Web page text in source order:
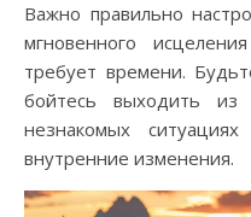
Важно правильно
мгновенного
требует времени.
бойтесь выходить
незнакомых
внутренние изменения.